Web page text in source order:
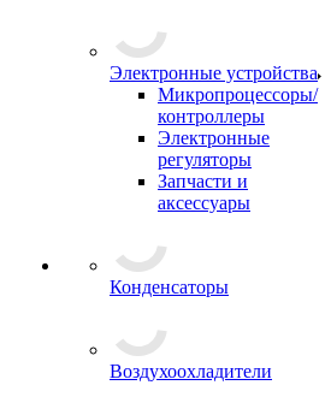
Электронные устройства
Микропроцессоры/
контроллеры
Электронные
регуляторы
Запчасти и
аксессуары
Конденсаторы
Воздухоохладители